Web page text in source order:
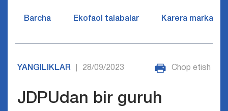
Barcha Ekofaol talabalar Karera markazi
YANGILIKLAR 28/09/2023 Chop etish
JDPUdan bir guruh